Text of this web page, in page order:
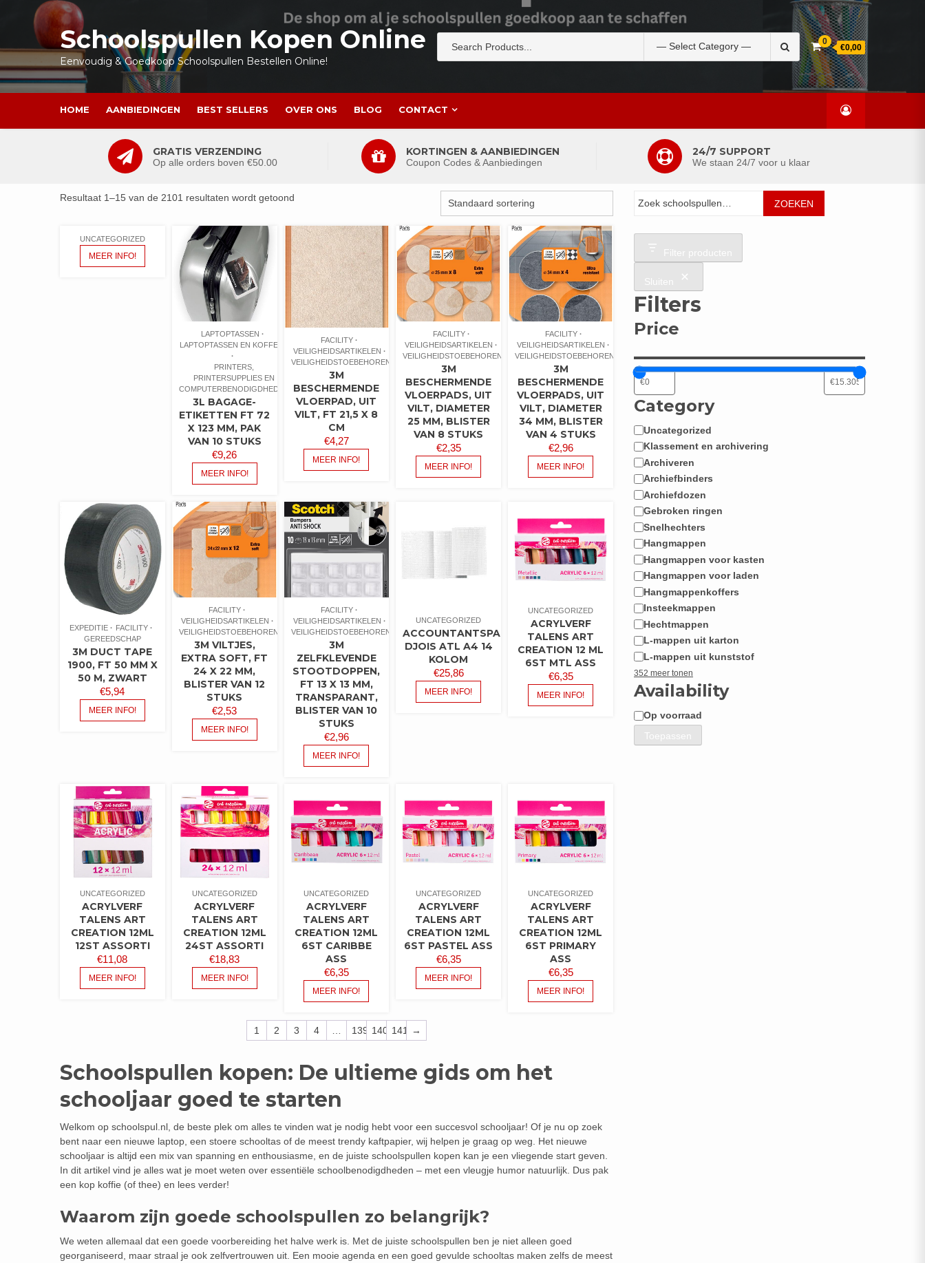
inhoud
Schoolspullen Kopen Online
Eenvoudig & Goedkoop Schoolspullen Bestellen Online!
naar:
0
€0,00
HOME AANBIEDINGEN BEST SELLERS OVER ONS BLOG CONTACT
GRATIS VERZENDING
Op alle orders boven €50.00
KORTINGEN & AANBIEDINGEN
Coupon Codes & Aanbiedingen
24/7 SUPPORT
We staan 24/7 voor u klaar
Resultaat 1–15 van de 2101 resultaten wordt getoond
UNCATEGORIZED
MEER INFO!
LAPTOPTASSEN
LAPTOPTASSEN EN KOFFERS
PRINTERS,
PRINTERSUPPLIES EN
COMPUTERBENODIGDHEDEN
3L BAGAGE-
ETIKETTEN FT 72
X 123 MM, PAK
VAN 10 STUKS
€9,26
MEER INFO!
FACILITY
VEILIGHEIDSARTIKELEN
VEILIGHEIDSTOEBEHOREN
3M
BESCHERMENDE
VLOERPAD, UIT
VILT, FT 21,5 X 8
CM
€4,27
MEER INFO!
FACILITY
VEILIGHEIDSARTIKELEN
VEILIGHEIDSTOEBEHOREN
3M
BESCHERMENDE
VLOERPADS, UIT
VILT, DIAMETER
25 MM, BLISTER
VAN 8 STUKS
€2,35
MEER INFO!
FACILITY
VEILIGHEIDSARTIKELEN
VEILIGHEIDSTOEBEHOREN
3M
BESCHERMENDE
VLOERPADS, UIT
VILT, DIAMETER
34 MM, BLISTER
VAN 4 STUKS
€2,96
MEER INFO!
EXPEDITIE
FACILITY
GEREEDSCHAP
3M DUCT TAPE
1900, FT 50 MM X
50 M, ZWART
€5,94
MEER INFO!
FACILITY
VEILIGHEIDSARTIKELEN
VEILIGHEIDSTOEBEHOREN
3M VILTJES,
EXTRA SOFT, FT
24 X 22 MM,
BLISTER VAN 12
STUKS
€2,53
MEER INFO!
FACILITY
VEILIGHEIDSARTIKELEN
VEILIGHEIDSTOEBEHOREN
3M
ZELFKLEVENDE
STOOTDOPPEN,
FT 13 X 13 MM,
TRANSPARANT,
BLISTER VAN 10
STUKS
€2,96
MEER INFO!
UNCATEGORIZED
ACCOUNTANTSPAPIER
DJOIS ATL A4 14
KOLOM
€25,86
MEER INFO!
UNCATEGORIZED
ACRYLVERF
TALENS ART
CREATION 12 ML
6ST MTL ASS
€6,35
MEER INFO!
UNCATEGORIZED
ACRYLVERF
TALENS ART
CREATION 12ML
12ST ASSORTI
€11,08
MEER INFO!
UNCATEGORIZED
ACRYLVERF
TALENS ART
CREATION 12ML
24ST ASSORTI
€18,83
MEER INFO!
UNCATEGORIZED
ACRYLVERF
TALENS ART
CREATION 12ML
6ST CARIBBE
ASS
€6,35
MEER INFO!
UNCATEGORIZED
ACRYLVERF
TALENS ART
CREATION 12ML
6ST PASTEL ASS
€6,35
MEER INFO!
UNCATEGORIZED
ACRYLVERF
TALENS ART
CREATION 12ML
6ST PRIMARY
ASS
€6,35
MEER INFO!
1 2 3 4 139 140 141 →
Schoolspullen kopen: De ultieme gids om het
schooljaar goed te starten
Welkom op schoolspul.nl, de beste plek om alles te vinden wat je nodig hebt voor een succesvol schooljaar! Of je nu op zoek
bent naar een nieuwe laptop, een stoere schooltas of de meest trendy kaftpapier, wij helpen je graag op weg. Het nieuwe
schooljaar is altijd een mix van spanning en enthousiasme, en de juiste schoolspullen kopen kan je een vliegende start geven.
In dit artikel vind je alles wat je moet weten over essentiële schoolbenodigdheden – met een vleugje humor natuurlijk. Dus pak
een kop koffie (of thee) en lees verder!
Waarom zijn goede schoolspullen zo belangrijk?
We weten allemaal dat een goede voorbereiding het halve werk is. Met de juiste schoolspullen ben je niet alleen goed
georganiseerd, maar straal je ook zelfvertrouwen uit. Een mooie agenda en een goed gevulde schooltas maken zelfs de meest
ZOEKEN
Filter producten
Sluiten
Filters
Price
Category
Categorie
Uncategorized
Klassement en archivering
Archiveren
Archiefbinders
Archiefdozen
Gebroken ringen
Snelhechters
Hangmappen
Hangmappen voor kasten
Hangmappen voor laden
Hangmappenkoffers
Insteekmappen
Hechtmappen
L-mappen uit karton
L-mappen uit kunststof
352 meer tonen
Availability
Beschikbaarheid
Op voorraad
Toepassen